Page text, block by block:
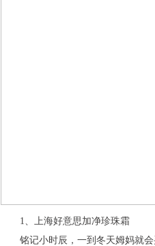
1、上海好意思加净珍珠霜
铭记小时辰，一到冬天姆妈就